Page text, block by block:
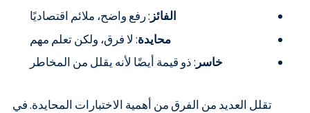
الفائز : رفع واضح، ملائم اقتصاديًا
محايدة: لا فرق، ولكن تعلم مهم
خاسر : ذو قيمة أيضًا لأنه يقلل من المخاطر
تقلل العديد من الفرق من أهمية الاختبارات المحايدة. في